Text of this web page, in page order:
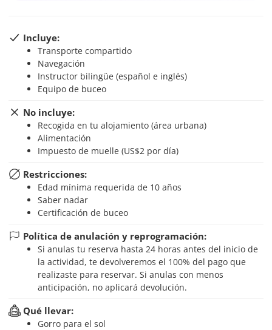
Incluye:
Transporte compartido
Navegación
Instructor bilingüe (español e inglés)
Equipo de buceo
No incluye:
Recogida en tu alojamiento (área urbana)
Alimentación
Impuesto de muelle (US$2 por día)
Restricciones:
Edad mínima requerida de 10 años
Saber nadar
Certificación de buceo
Política de anulación y reprogramación:
Si anulas tu reserva hasta 24 horas antes del inicio de
la actividad, te devolveremos el 100% del pago que
realizaste para reservar. Si anulas con menos
anticipación, no aplicará devolución.
Qué llevar:
Gorro para el sol